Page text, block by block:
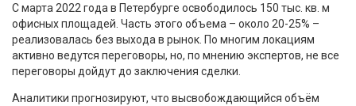
С марта 2022 года в Петербурге освободилось 150 тыс. кв. м
офисных площадей. Часть этого объема – около 20-25% –
реализовалась без выхода в рынок. По многим локациям
активно ведутся переговоры, но, по мнению экспертов, не все
переговоры дойдут до заключения сделки.
Аналитики прогнозируют, что высвобождающийся объём